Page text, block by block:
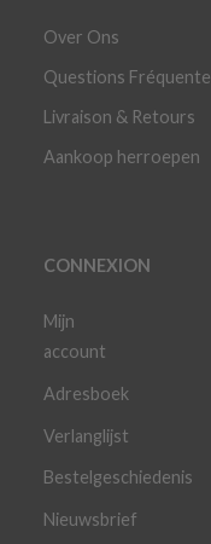
Over Ons
Questions
Livraison & Retours
Aankoop herroepen
CONNEXION
Mijn
account
Adresboek
Verlanglijst
Bestelgeschiedenis
Nieuwsbrief